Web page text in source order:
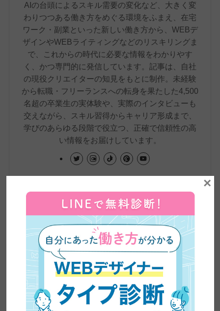
AIの台頭によるスキル需要の変化など、大きく変
わりつつある働き方をめぐる環境をふまえ、在宅
ワーク・副業といった新しい働き方から、WEBデ
ザインやWEBライティングなどのリスキリングま
で、これからの時代に必要な情報をわかりやす
く、かつ専門的に発信しています。記事は、自社
の現役クリエイターの知見をもとに制作。未経験
から転職・フリーランスへの転身を果たした4,500
名超の卒業生の実体験や、実際のインタビューも
交えながら、スキル習得からキャリア形成まで、
学びのあらゆる段階で役立つ、正確で信頼性の高
い情報をお届けしています。
卒業生実績インタビュー
×